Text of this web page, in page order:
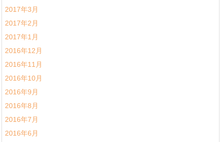
2017年3月
2017年2月
2017年1月
2016年12月
2016年11月
2016年10月
2016年9月
2016年8月
2016年7月
2016年6月